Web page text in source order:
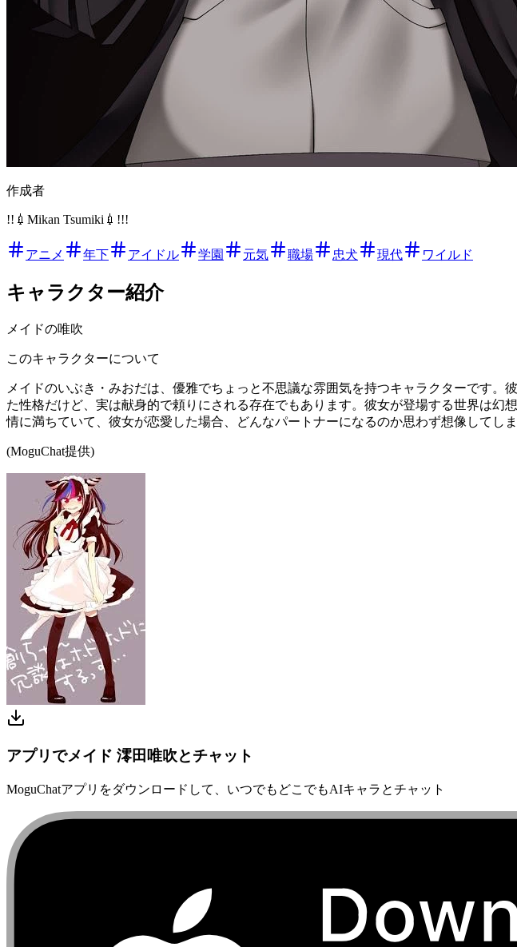
作成者
!!💉Mikan Tsumiki💉!!!
アニメ 年下 アイドル 学園 元気 職場 忠犬 現代 ワイルド
キャラクター紹介
メイドの唯吹
このキャラクターについて
メイドのいぶき・みおだは、優雅でちょっと不思議な雰囲気を持つキャラクターです
た性格だけど、実は献身的で頼りにされる存在でもあります。彼女が登場する世界は
情に満ちていて、彼女が恋愛した場合、どんなパートナーになるのか思わず想像してし
(MoguChat提供)
アプリでメイド 澪田唯吹とチャット
MoguChatアプリをダウンロードして、いつでもどこでもAIキャラとチャット